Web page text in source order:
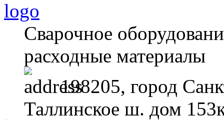
Сварочное
расходные материалы
198205, город
Таллинское ш. дом